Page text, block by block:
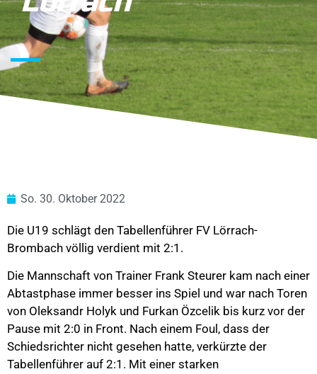
So. 30. Oktober 2022
Die U19 schlägt den Tabellenführer FV Lörrach-
Brombach völlig verdient mit 2:1.
Die Mannschaft von Trainer Frank Steurer kam nach einer
Abtastphase immer besser ins Spiel und war nach Toren
von Oleksandr Holyk und Furkan Özcelik bis kurz vor der
Pause mit 2:0 in Front. Nach einem Foul, dass der
Schiedsrichter nicht gesehen hatte, verkürzte der
Tabellenführer auf 2:1. Mit einer starken